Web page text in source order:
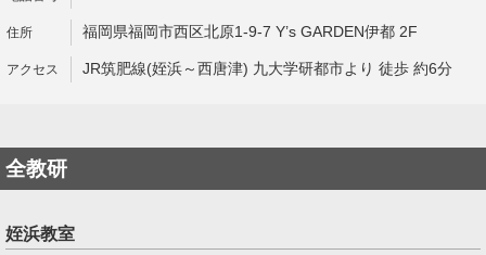
福岡県福岡市西区北原1-9-7 Y’s GARDEN伊都 2F
JR筑肥線(姪浜～西唐津) 九大学研都市より 徒歩 約6分
全教研
姪浜教室